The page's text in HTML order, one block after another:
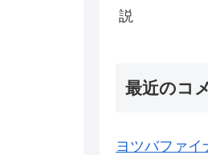
説
最近のコ
ヨツバファイ